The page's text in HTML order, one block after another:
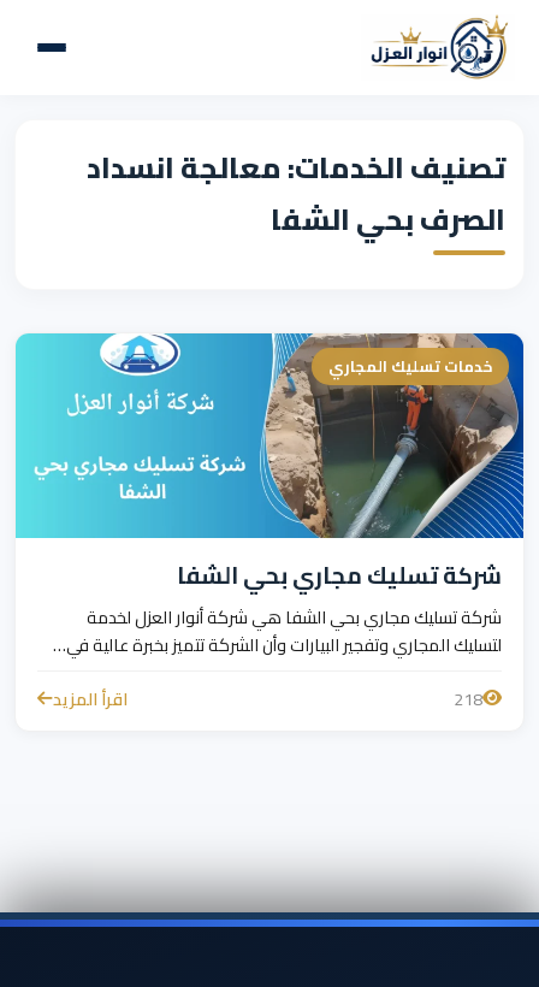
تصنيف الخدمات: معالجة انسداد
الصرف بحي الشفا
خدمات تسليك المجاري
شركة تسليك مجاري بحي الشفا
شركة تسليك مجاري بحي الشفا هي شركة أنوار العزل لخدمة
لتسليك المجاري وتفجير البيارات وأن الشركة تتميز بخبرة عالية في…
218
اقرأ المزيد